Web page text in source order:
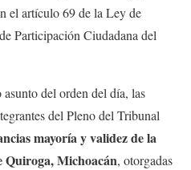
el artículo 69 de la Ley de
Participación Ciudadana del
del orden del día, las
del Pleno del Tribunal
mayoría y validezde la
Quiroga, Michoacán, otorgadas